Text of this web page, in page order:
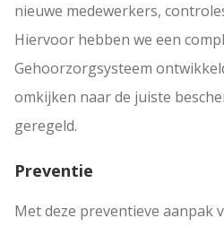
nieuwe medewerkers,
Hiervoor hebben we een
Gehoorzorgsysteem
omkijken naar de juiste
geregeld.
Preventie
Met deze preventieve aanpak